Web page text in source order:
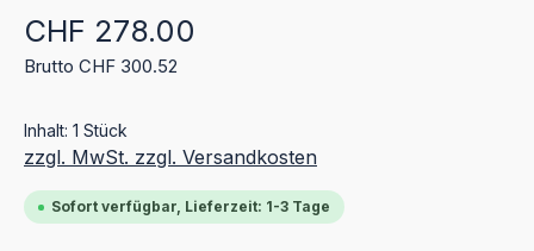
Regulärer Preis:
CHF 278.00
Brutto CHF 300.52
Inhalt: 1 Stück
zzgl. MwSt. zzgl. Versandkosten
Sofort verfügbar, Lieferzeit: 1-3 Tage